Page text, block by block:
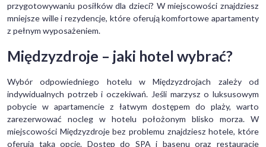
przygotowywaniu posiłków dla dzieci? W miejscowości znajdziesz
mniejsze wille i rezydencje, które oferują komfortowe apartamenty
z pełnym wyposażeniem.
Międzyzdroje – jaki hotel wybrać?
Wybór odpowiedniego hotelu w Międzyzdrojach zależy od
indywidualnych potrzeb i oczekiwań. Jeśli marzysz o luksusowym
pobycie w apartamencie z łatwym dostępem do plaży, warto
zarezerwować nocleg w hotelu położonym blisko morza. W
miejscowości Międzyzdroje bez problemu znajdziesz hotele, które
oferują taką opcję. Dostęp do SPA i basenu oraz restauracje